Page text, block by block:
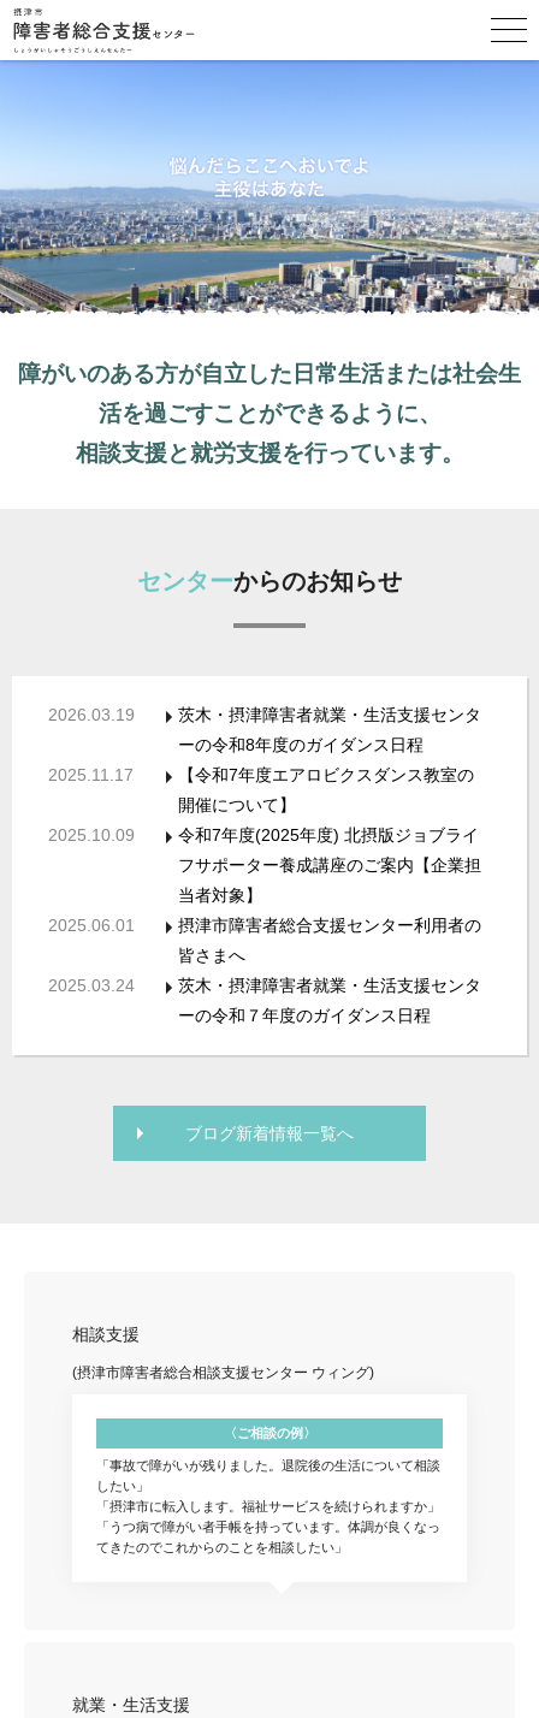
障がいのある方が自立した日常生活または社会生
活を過ごすことができるように、
相談支援と就労支援を行っています。
センターからのお知らせ
2026.03.19
茨木・摂津障害者就業・生活支援センタ
ーの令和8年度のガイダンス日程
2025.11.17
【令和7年度エアロビクスダンス教室の
開催について】
2025.10.09
令和7年度(2025年度) 北摂版ジョブライ
フサポーター養成講座のご案内【企業担
当者対象】
2025.06.01
摂津市障害者総合支援センター利用者の
皆さまへ
2025.03.24
茨木・摂津障害者就業・生活支援センタ
ーの令和７年度のガイダンス日程
ブログ新着情報一覧へ
相談支援
(摂津市障害者総合相談支援センター ウィング)
〈ご相談の例〉
「事故で障がいが残りました。退院後の生活について相談
したい」
「摂津市に転入します。福祉サービスを続けられますか」
「うつ病で障がい者手帳を持っています。体調が良くなっ
てきたのでこれからのことを相談したい」
就業・生活支援